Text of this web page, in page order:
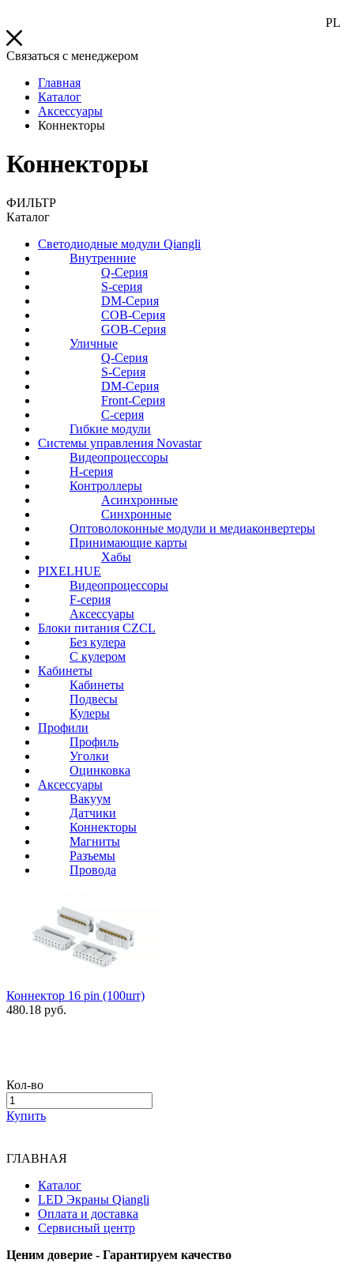
PL
Связаться с менеджером
Главная
Каталог
Аксессуары
Коннекторы
Коннекторы
ФИЛЬТР
Каталог
Светодиодные модули Qiangli
Внутренние
Q-Серия
S-серия
DM-Серия
COB-Серия
GOB-Серия
Уличные
Q-Серия
S-Серия
DM-Серия
Front-Серия
С-серия
Гибкие модули
Системы управления Novastar
Видеопроцессоры
H-серия
Контроллеры
Асинхронные
Синхронные
Оптоволоконные модули и медиаконвертеры
Принимающие карты
Хабы
PIXELHUE
Видеопроцессоры
F-серия
Аксессуары
Блоки питания CZCL
Без кулера
С кулером
Кабинеты
Кабинеты
Подвесы
Кулеры
Профили
Профиль
Уголки
Оцинковка
Аксессуары
Вакуум
Датчики
Коннекторы
Магниты
Разъемы
Провода
Коннектор 16 pin (100шт)
480.18 руб.
Кол-во
Купить
ГЛАВНАЯ
Каталог
LED Экраны Qiangli
Оплата и доставка
Сервисный центр
Ценим доверие - Гарантируем качество